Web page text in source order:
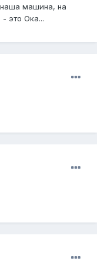
наша машина, на
это Ока...